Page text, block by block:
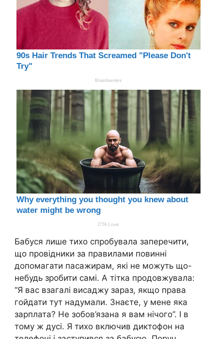
Бабуся лише тихо спробувала заперечити,
що провідники за правилами повинні
допомагати пасажирам, які не можуть що-
небудь зробити самі. А тітка продовжувала:
“Я вас взагалі висаджу зараз, якщо права
гойдати тут надумали. Знаєте, у мене яка
зарплата? Не зобов’язана я вам нічого”. І в
тому ж дусі. Я тихо включив диктофон на